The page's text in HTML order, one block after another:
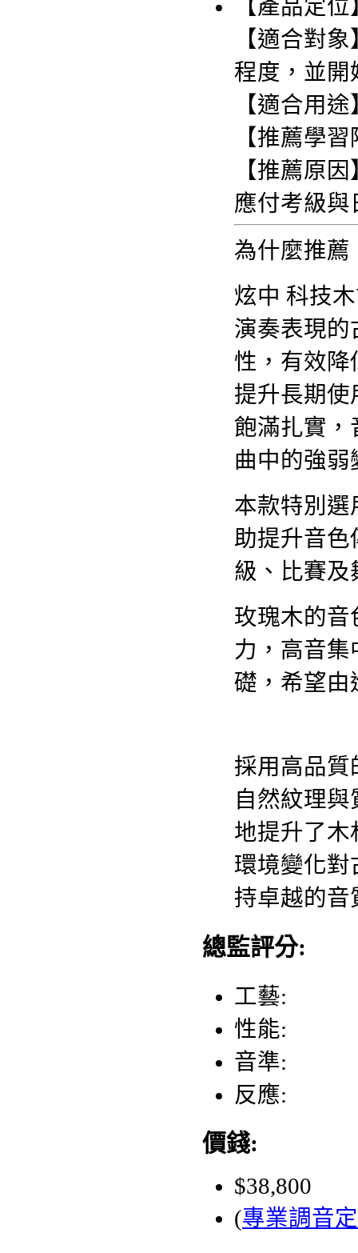
【產品定
【適合對
程度，並開
【適合用
【推薦學
【推薦原
應付考級與
為什麼推
炫中 科技
演奏表現的
性，有效降
提升長期使
飽滿扎實，
曲中的強
本款特別
助提升音色
級、比賽及
玫瑰木的音
力，高音
礎，希望由
採用高品質
自然紋理
地提升了木
環境變化對
持卓越的音
總監評分:
工藝:
性能:
音準:
反應:
價錢:
$38,800
(專業調音